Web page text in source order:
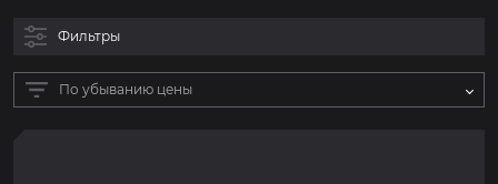
Фильтры
По убыванию цены